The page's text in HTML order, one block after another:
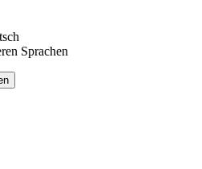
Sprachen